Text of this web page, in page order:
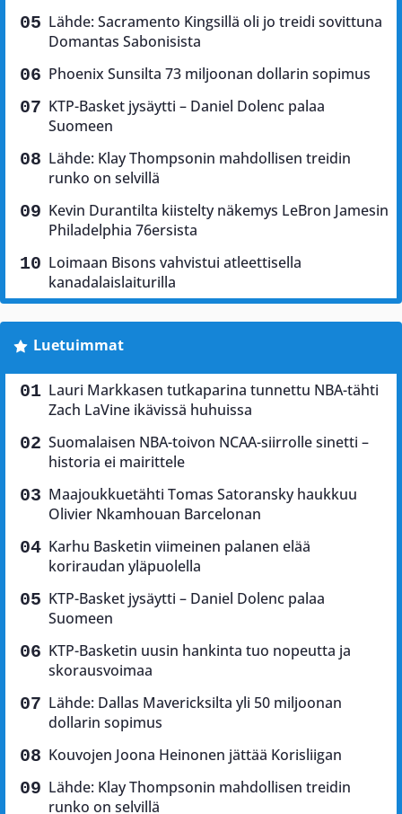
Lähde: Sacramento Kingsillä oli jo treidi sovittuna
Domantas Sabonisista
Phoenix Sunsilta 73 miljoonan dollarin sopimus
KTP-Basket jysäytti – Daniel Dolenc palaa
Suomeen
Lähde: Klay Thompsonin mahdollisen treidin
runko on selvillä
Kevin Durantilta kiistelty näkemys LeBron Jamesin
Philadelphia 76ersista
Loimaan Bisons vahvistui atleettisella
kanadalaislaiturilla
Luetuimmat
Lauri Markkasen tutkaparina tunnettu NBA-tähti
Zach LaVine ikävissä huhuissa
Suomalaisen NBA-toivon NCAA-siirrolle sinetti –
historia ei mairittele
Maajoukkuetähti Tomas Satoransky haukkuu
Olivier Nkamhouan Barcelonan
Karhu Basketin viimeinen palanen elää
koriraudan yläpuolella
KTP-Basket jysäytti – Daniel Dolenc palaa
Suomeen
KTP-Basketin uusin hankinta tuo nopeutta ja
skorausvoimaa
Lähde: Dallas Mavericksilta yli 50 miljoonan
dollarin sopimus
Kouvojen Joona Heinonen jättää Korisliigan
Lähde: Klay Thompsonin mahdollisen treidin
runko on selvillä